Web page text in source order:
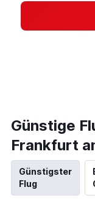
Günstige
Frankfurt
Günstigster
Flug